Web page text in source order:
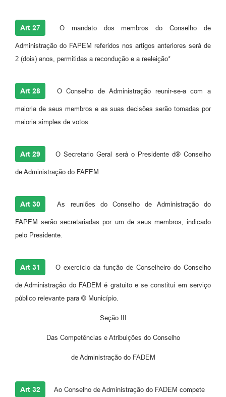
Art 27 O mandato dos membros do Conselho de
Administração do FAPEM referidos nos artigos anteriores será de
2 (dois) anos, permitidas a recondução e a reeleição*
Art 28 O Conselho de Administração reunir-se-a com a
maioria de seus membros e as suas decisões serão tomadas por
maioria simples de votos.
Art 29 O Secretario Geral será o Presidente d® Conselho
de Administração do FAFEM.
Art 30 As reuniões do Conselho de Administração do
FAPEM serão secretariadas por um de seus membros, indicado
pelo Presidente.
Art 31 O exercício da função de Conselheiro do Conselho
de Administração do FADEM é gratuito e se constitui em serviço
público relevante para © Município.
Seção III
Das Competências e Atribuições do Conselho
de Administração do FADEM
Art 32 Ao Conselho de Administração do FADEM compete